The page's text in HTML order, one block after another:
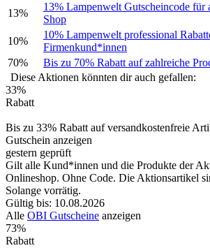
13%
13% Lampenwelt Gutscheincode für
Shop
10%
10% Lampenwelt professional
Firmenkund*innen
70%
Bis zu 70% Rabatt auf zahlreiche
Diese Aktionen könnten dir auch gefallen:
33%
Rabatt
Bis zu 33% Rabatt auf versandkostenfreie
Gutschein anzeigen
gestern geprüft
Gilt alle Kund*innen und die Produkte der
Onlineshop. Ohne Code. Die Aktionsartikel
Solange vorrätig.
Gültig bis: 10.08.2026
Alle OBI Gutscheine anzeigen
73%
Rabatt